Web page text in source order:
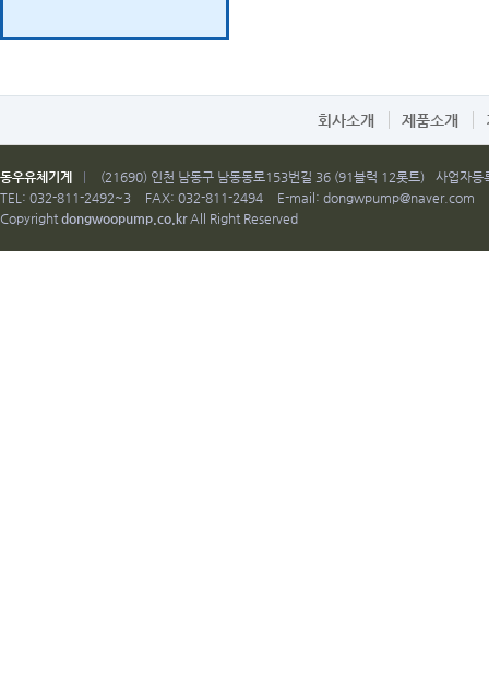
회사소개 제품소개
동우유체기계 (21690) 인천 남동구 남동동로153번길 36 (91블럭 12롯트)
사업자
TEL: 032-811-2492~3
FAX: 032-811-2494 E-mail: dongwpump@naver.com
Copyright dongwoopump.co.krAll Right Reserved